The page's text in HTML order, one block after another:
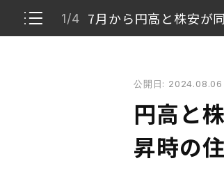
1/4 7月から円高と株安が
7月から円高と株安が同時に進行
7月の円高・株安にある4つの背
公開日: 2024.08.06
円高と
昇時の